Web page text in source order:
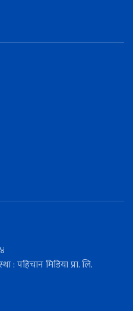
पहिचान मिडिया प्रा. लि.